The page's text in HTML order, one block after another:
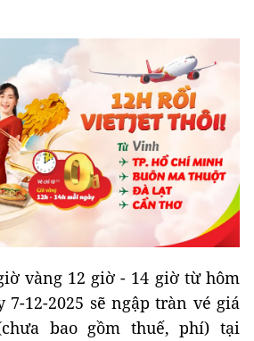
vàng 12 giờ - 14 giờ từ hôm
7-12-2025 sẽ ngập tràn vé giá
bao gồm thuế, phí) tại